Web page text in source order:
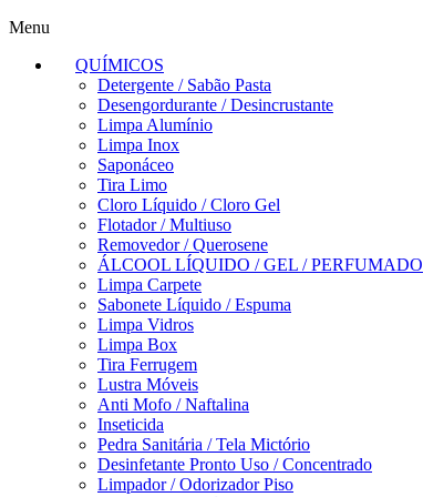
Menu
QUÍMICOS
Detergente / Sabão Pasta
Desengordurante / Desincrustante
Limpa Alumínio
Limpa Inox
Saponáceo
Tira Limo
Cloro Líquido / Cloro Gel
Flotador / Multiuso
Removedor / Querosene
ÁLCOOL LÍQUIDO / GEL / PERFUMADO
Limpa Carpete
Sabonete Líquido / Espuma
Limpa Vidros
Limpa Box
Tira Ferrugem
Lustra Móveis
Anti Mofo / Naftalina
Inseticida
Pedra Sanitária / Tela Mictório
Desinfetante Pronto Uso / Concentrado
Limpador / Odorizador Piso